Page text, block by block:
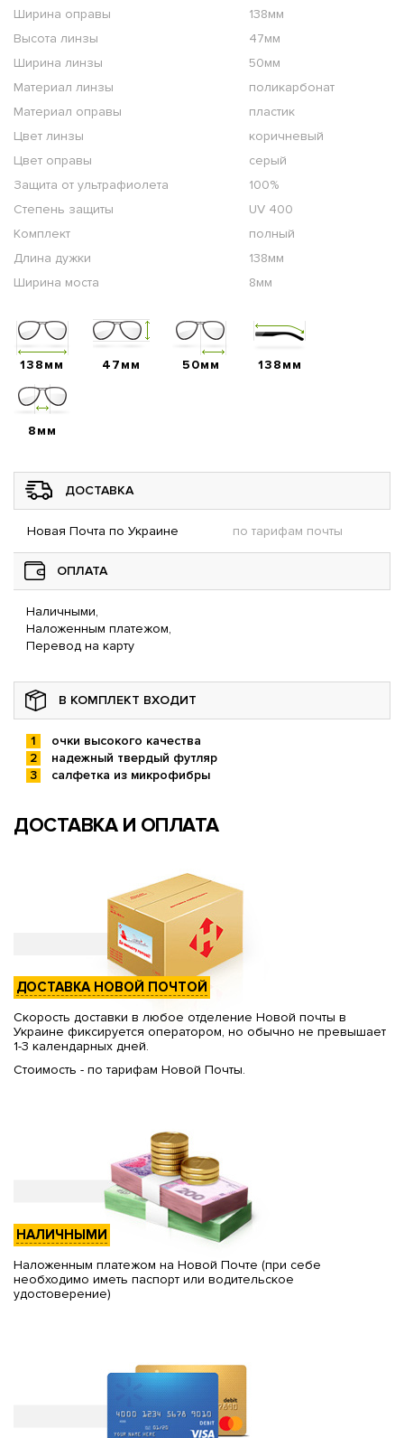
Ширина оправы
138мм
Высота линзы
47мм
Ширина линзы
50мм
Материал линзы
поликарбонат
Материал оправы
пластик
Цвет линзы
коричневый
Цвет оправы
серый
Защита от ультрафиолета
100%
Степень защиты
UV 400
Комплект
полный
Длина дужки
138мм
Ширина моста
8мм
138мм 47мм 50мм 138мм
8мм
ДОСТАВКА
Новая Почта по Украине по тарифам почты
ОПЛАТА
Наличными,
Наложенным платежом,
Перевод на карту
В КОМПЛЕКТ ВХОДИТ
очки высокого качества
надежный твердый футляр
салфетка из микрофибры
ДОСТАВКА И ОПЛАТА
ДОСТАВКА НОВОЙ ПОЧТОЙ
Скорость доставки в любое отделение Новой почты в
Украине фиксируется оператором, но обычно не превышает
1-3 календарных дней.
Стоимость - по тарифам Новой Почты.
НАЛИЧНЫМИ
Наложенным платежом на Новой Почте (при себе
необходимо иметь паспорт или водительское
удостоверение)